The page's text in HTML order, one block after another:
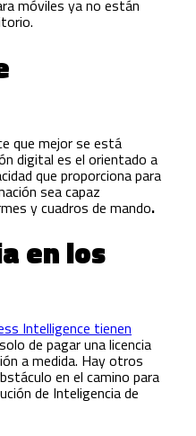
móviles ya no están
que mejor se está
digital es el orientado a
que proporciona para
sea capaz
y cuadros de mando.
en los
Intelligence tienen
de pagar una licencia
a medida. Hay otros
en el camino para
de Inteligencia de